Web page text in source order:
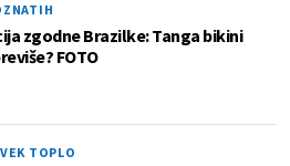
zgodne Brazilke: Tanga bikini
FOTO
TOPLO